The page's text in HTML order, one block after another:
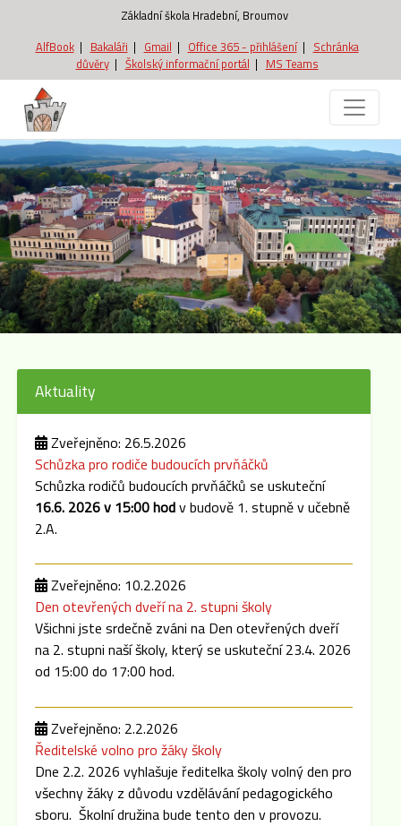
Základní škola Hradební, Broumov
AlfBook| Bakaláři | Gmail | Office 365 - přihlášení| Schránka
důvěry| Školský informační portál | MS Teams
Aktuality
Zveřejněno: 26.5.2026
Schůzka pro rodiče budoucích prvňáčků
Schůzka rodičů budoucích prvňáčků se uskuteční
16.6. 2026 v 15:00 hodv budově 1. stupně v učebně
2.A.
Zveřejněno: 10.2.2026
Den otevřených dveří na 2. stupni školy
Všichni jste srdečně zváni na Den otevřených dveří
na 2. stupni naší školy, který se uskuteční 23.4. 2026
od 15:00 do 17:00 hod.
Zveřejněno: 2.2.2026
Ředitelské volno pro žáky školy
Dne 2.2. 2026 vyhlašuje ředitelka školy volný den pro
všechny žáky z důvodu vzdělávání pedagogického
sboru. Školní družina bude tento den v provozu.